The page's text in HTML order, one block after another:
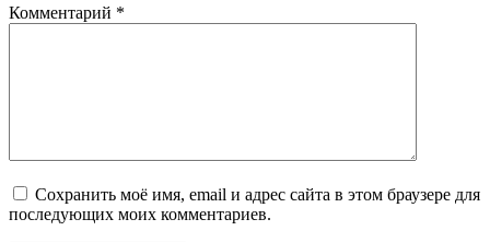
Комментарий *
Сохранить моё имя, email и адрес сайта в этом браузере для
последующих моих комментариев.